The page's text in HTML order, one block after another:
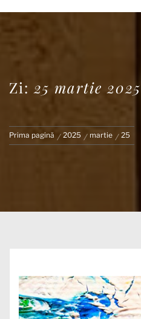
Zi: 25 martie 2025
Prima pagină 2025 martie 25